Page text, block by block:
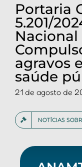
Portaria
5.201/
agravos
saúde
21 de agosto de
NOTÍCIAS